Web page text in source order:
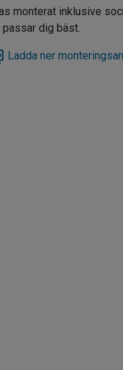
monterat inklusive
dig bäst.
Ladda ner